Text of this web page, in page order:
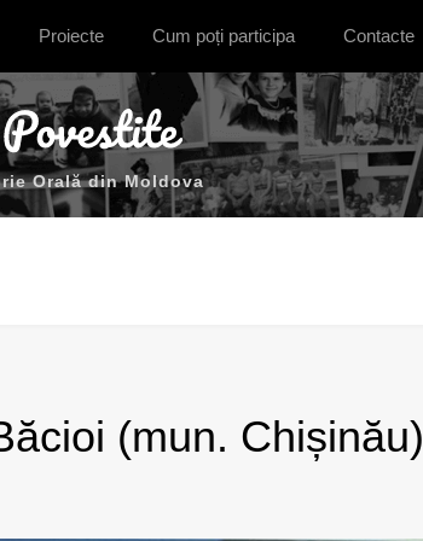
Proiecte Cum poți participa Contacte
Orală din Moldova
(mun. Chișinău)